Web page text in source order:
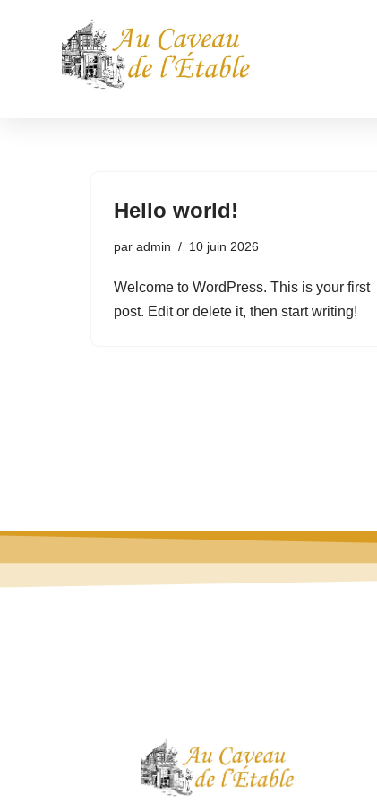
Hello world!
par admin 10 juin 2026
Welcome to WordPress. This is your first
post. Edit or delete it, then start writing!